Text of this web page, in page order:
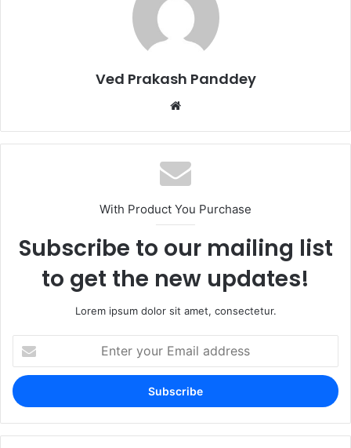
Ved Prakash Panddey
With Product You Purchase
Subscribe to our mailing list
to get the new updates!
Lorem ipsum dolor sit amet, consectetur.